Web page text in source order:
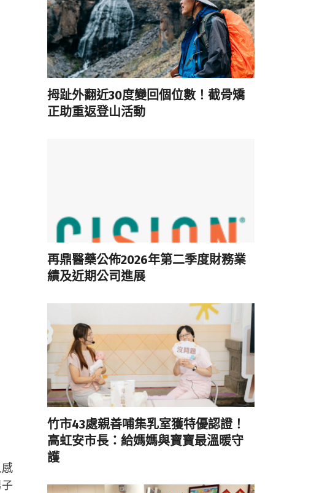
拇趾外翻近30度變回個位數！截骨矯
正助重返登山活動
再鼎醫藥公佈2026年第二季度財務業
績及近期公司進展
竹市43處親善哺集乳室獲特優認證！
高虹安市長：給媽媽與寶寶最溫暖守
護